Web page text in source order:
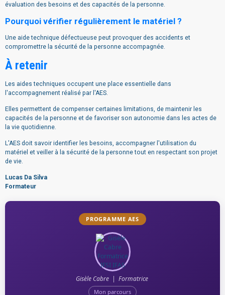
évaluation des besoins et des capacités de la personne.
Pourquoi vérifier régulièrement le matériel ?
Une aide technique défectueuse peut provoquer des accidents et
compromettre la sécurité de la personne accompagnée.
À retenir
Les aides techniques occupent une place essentielle dans
l'accompagnement réalisé par l'AES.
Elles permettent de compenser certaines limitations, de maintenir les
capacités de la personne et de favoriser son autonomie dans les actes de
la vie quotidienne.
L'AES doit savoir identifier les besoins, accompagner l'utilisation du
matériel et veiller à la sécurité de la personne tout en respectant son projet
de vie.
Lucas Da Silva
Formateur
PROGRAMME AES
Gisèle Cabre | Formatrice
Mon parcours